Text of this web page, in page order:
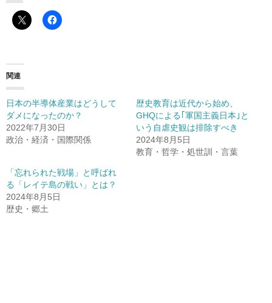
関連
日本の半導体産業はどうして
ダメになったのか？
2022年7月30日
政治・経済・国際関係
歴史教育は近代から始め、
GHQによる｢軍国主義日本｣と
いう自虐史観は排除すべき
2024年8月5日
教育・哲学・処世訓・言葉
「忘れられた戦場」と呼ばれ
る「レイテ島の戦い」とは？
2024年8月5日
歴史・郷土